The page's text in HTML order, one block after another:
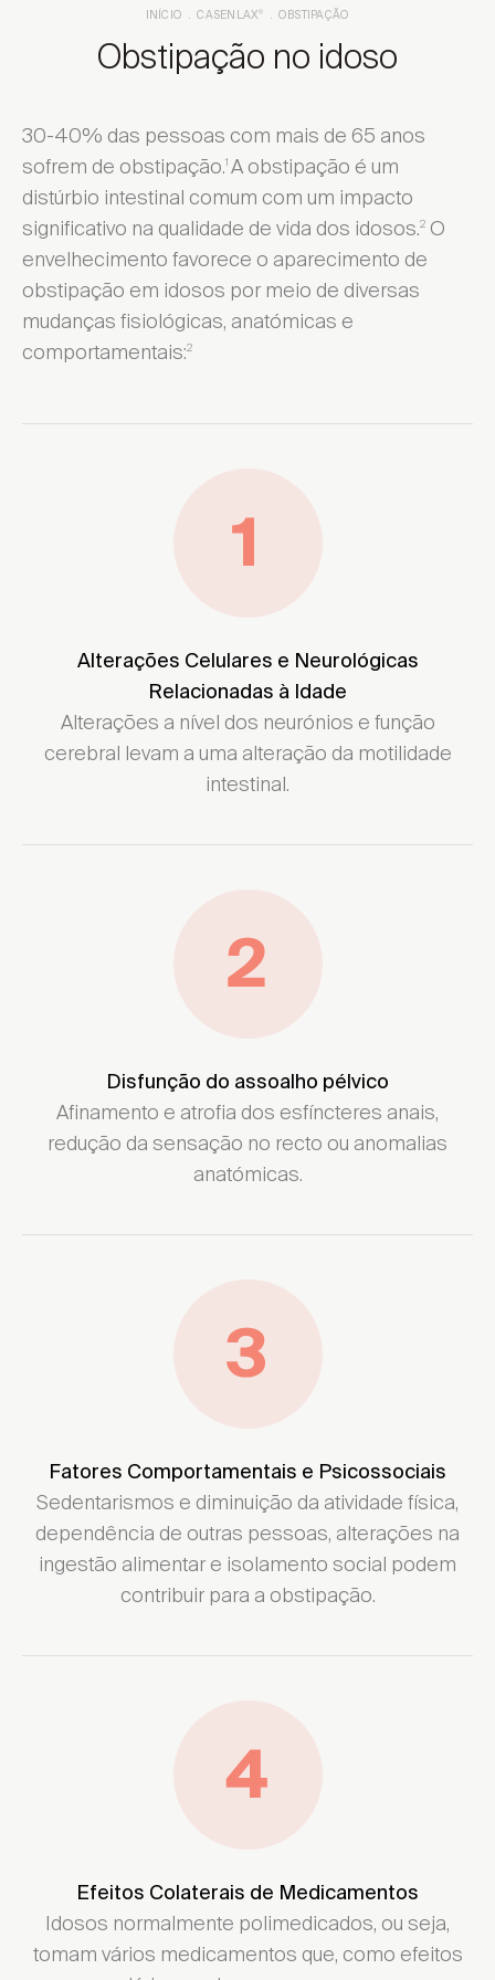
INÍCIO CASENLAX OBSTIPAÇÃO
Obstipação no idoso
30-40% das pessoas com mais de 65 anos
sofrem de obstipação.1 A obstipação é um
distúrbio intestinal comum com um impacto
significativo na qualidade de vida dos idosos.2 O
envelhecimento favorece o aparecimento de
obstipação em idosos por meio de diversas
mudanças fisiológicas, anatómicas e
comportamentais:2
Alterações Celulares e Neurológicas
Relacionadas à Idade
Alterações a nível dos neurónios e função
cerebral levam a uma alteração da motilidade
intestinal.
Disfunção do assoalho pélvico
Afinamento e atrofia dos esfíncteres anais,
redução da sensação no recto ou anomalias
anatómicas.
Fatores Comportamentais e Psicossociais
Sedentarismos e diminuição da atividade física,
dependência de outras pessoas, alterações na
ingestão alimentar e isolamento social podem
contribuir para a obstipação.
Efeitos Colaterais de Medicamentos
Idosos normalmente polimedicados, ou seja,
tomam vários medicamentos que, como efeitos